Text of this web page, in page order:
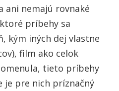
ani nemajú rovnaké
príbehy sa
kým iných dej vlastne
film ako celok
tieto príbehy
je pre nich príznačný